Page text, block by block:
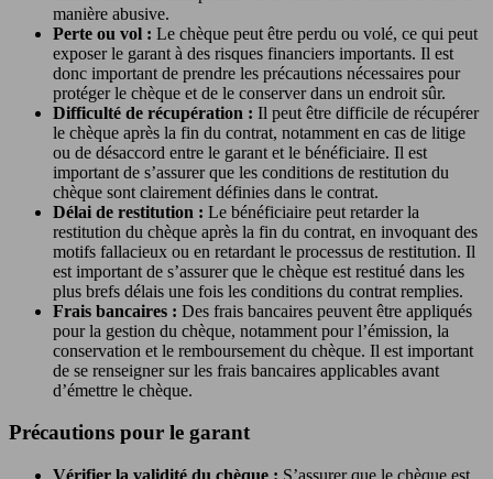
manière abusive.
Perte ou vol : Le chèque peut être perdu ou volé, ce qui peut
exposer le garant à des risques financiers importants. Il est
donc important de prendre les précautions nécessaires pour
protéger le chèque et de le conserver dans un endroit sûr.
Difficulté de récupération : Il peut être difficile de récupérer
le chèque après la fin du contrat, notamment en cas de litige
ou de désaccord entre le garant et le bénéficiaire. Il est
important de s’assurer que les conditions de restitution du
chèque sont clairement définies dans le contrat.
Délai de restitution : Le bénéficiaire peut retarder la
restitution du chèque après la fin du contrat, en invoquant des
motifs fallacieux ou en retardant le processus de restitution. Il
est important de s’assurer que le chèque est restitué dans les
plus brefs délais une fois les conditions du contrat remplies.
Frais bancaires : Des frais bancaires peuvent être appliqués
pour la gestion du chèque, notamment pour l’émission, la
conservation et le remboursement du chèque. Il est important
de se renseigner sur les frais bancaires applicables avant
d’émettre le chèque.
Précautions pour le garant